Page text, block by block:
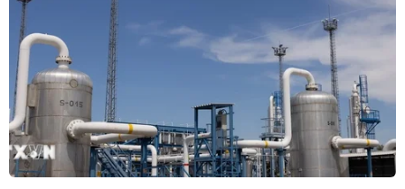
Mỹ và Trung Quốc đạt thỏa thuận về vấn
đề đi lại của nhà báo
17/11/2021 14:58
Mỹ cam kết triển khai quy trình thủ tục trong nước về
việc cấp thị thực cho các nhà báo Trung Quốc, trong khi
Bắc Kinh khẳng định sẽ thực hiện biện pháp tương ứng